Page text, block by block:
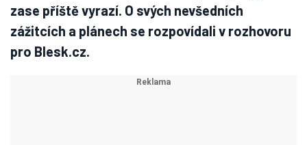
zase příště vyrazí. O svých nevšedních
zážitcích a plánech se rozpovídali v rozhovoru
pro Blesk.cz.